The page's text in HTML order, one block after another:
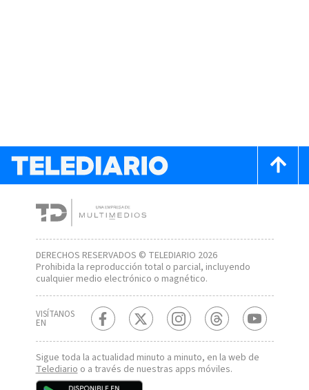
DERECHOS RESERVADOS © TELEDIARIO 2026
Prohibida la reproducción total o parcial, incluyendo
cualquier medio electrónico o magnético.
VISÍTANOS
EN
Sigue toda la actualidad minuto a minuto, en la web de
Telediarioo a través de nuestras apps móviles.